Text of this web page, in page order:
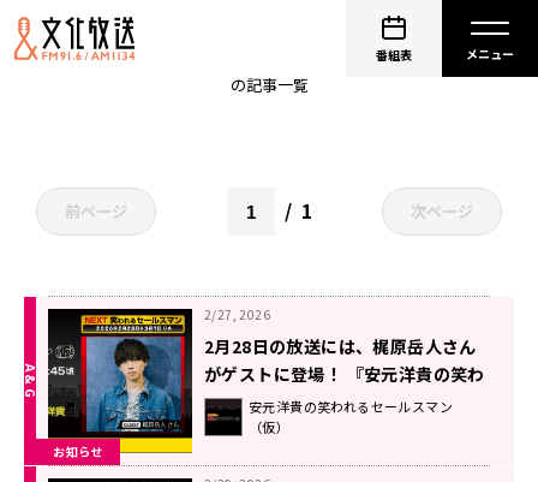
番組表
炎炎ノ消防隊 参ノ章
の記事一覧
前ページ 1 次ページ
お知らせ
2/27, 2026
2月28日の放送には、梶原岳人さん
がゲストに登場！ 『安元洋貴の笑わ
れるセールスマン（仮）』
安元洋貴の笑われるセールスマン
（仮）